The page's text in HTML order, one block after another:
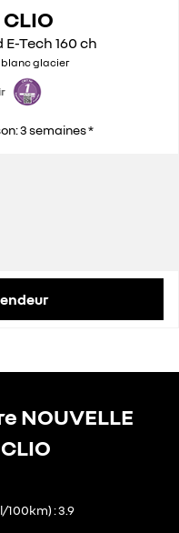
Tech 160 ch
blanc glacier
3 semaines *
NOUVELLE
100km) 3.9